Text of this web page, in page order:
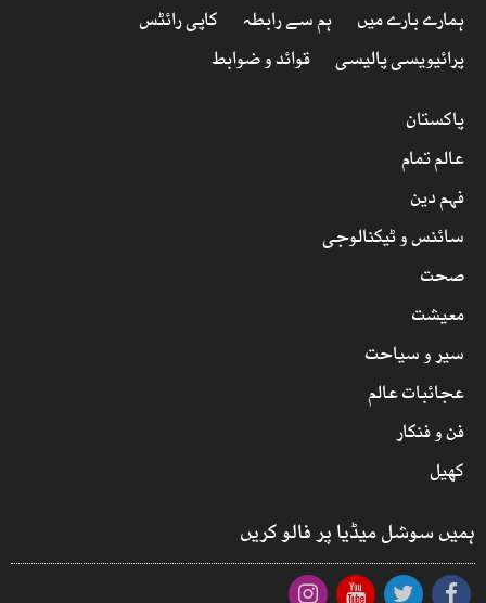
ہمارے بارے میں ہم سے رابطہ
کاپی رائٹس
پرائیویسی پالیسی
قوائد و ضوابط
پاکستان
عالم تمام
فہم دین
سائنس و ٹیکنالوجی
صحت
معیشت
سیر و سیاحت
عجائبات عالم
فن و فنکار
کھیل
ہمیں سوشل میڈیا پر فالو کریں